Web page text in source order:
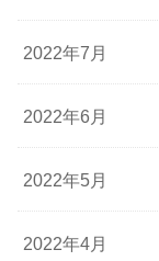
2022年7月
2022年6月
2022年5月
2022年4月